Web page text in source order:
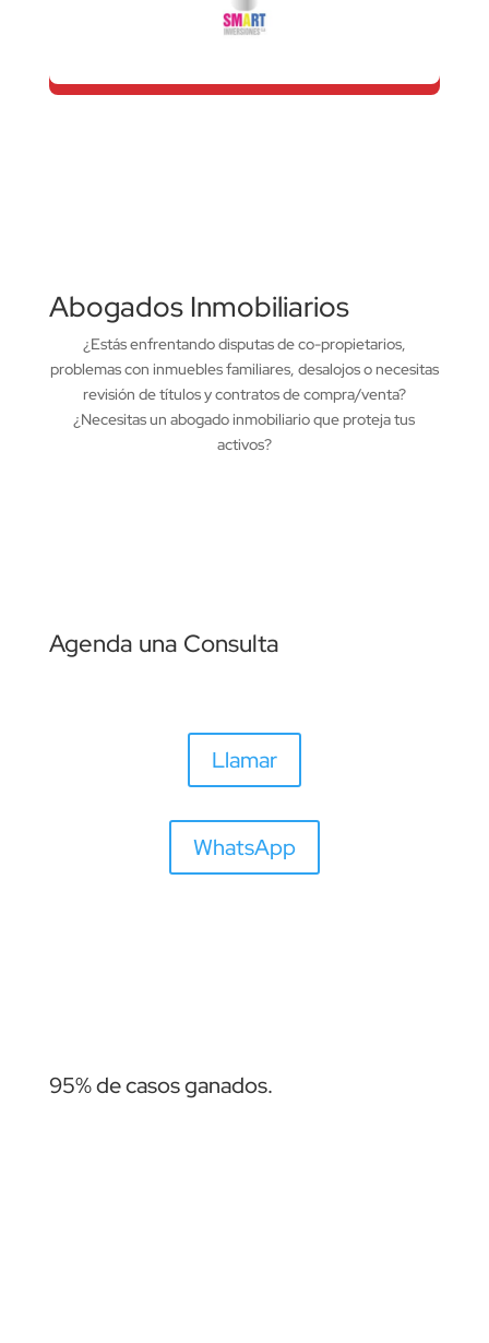
Abogados Inmobiliarios
¿Estás enfrentando disputas de co-propietarios,
problemas con inmuebles familiares, desalojos o necesitas
revisión de títulos y contratos de compra/venta?
¿Necesitas un abogado inmobiliario que proteja tus
activos?
Agenda una Consulta
Llamar
WhatsApp
95% de casos ganados.